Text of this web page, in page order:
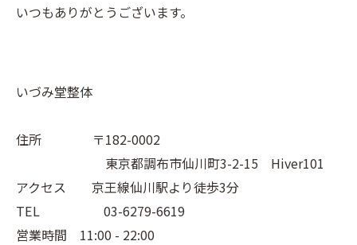
いつもありがとうございます。
いづみ堂整体
住所 〒182-0002
東京都調布市仙川町3-2-15 Hiver101
アクセス 京王線仙川駅より徒歩3分
TEL 03-6279-6619
営業時間 11:00 - 22:00